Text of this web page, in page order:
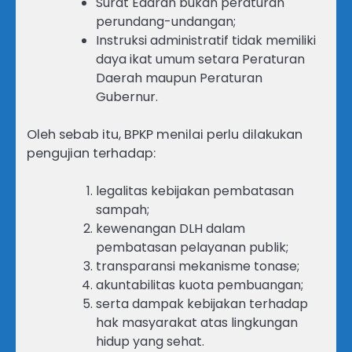
perundang-undangan;
Instruksi administratif tidak memiliki
daya ikat umum setara Peraturan
Daerah maupun Peraturan
Gubernur.
Oleh sebab itu, BPKP menilai perlu dilakukan
pengujian terhadap:
legalitas kebijakan pembatasan
sampah;
kewenangan DLH dalam
pembatasan pelayanan publik;
transparansi mekanisme tonase;
akuntabilitas kuota pembuangan;
serta dampak kebijakan terhadap
hak masyarakat atas lingkungan
hidup yang sehat.